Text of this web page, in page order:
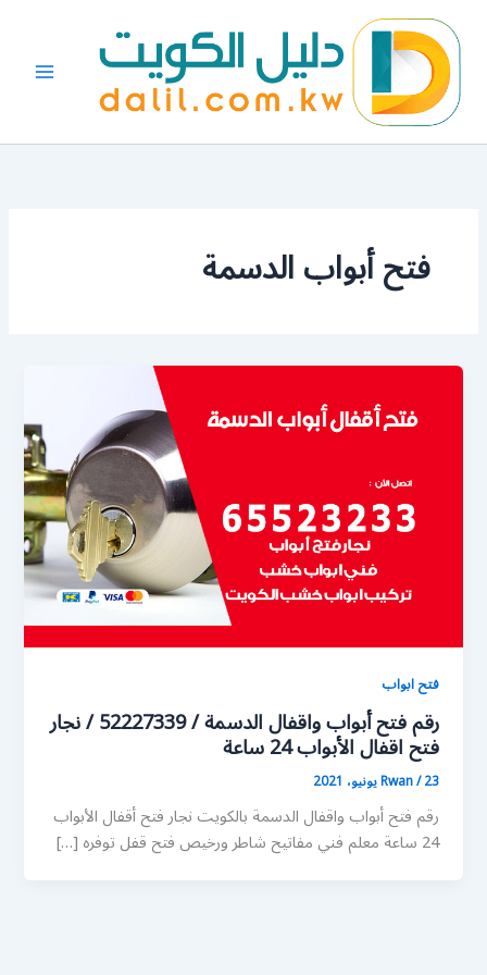
المحتوى
فتح أبواب الدسمة
فتح ابواب
رقم فتح أبواب واقفال الدسمة / 52227339 / نجار
فتح اقفال الأبواب 24 ساعة
Rwan/23 يونيو، 2021
رقم فتح أبواب واقفال الدسمة بالكويت نجار فتح أقفال الأبواب
24 ساعة معلم فني مفاتيح شاطر ورخيص فتح قفل توفره […]